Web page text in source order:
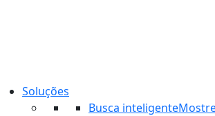
Soluções
Busca inteligente